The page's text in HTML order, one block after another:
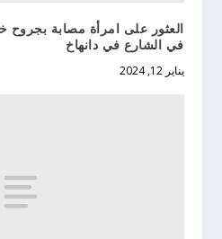
العثور على امرأة مصابة بجروح
في الشارع في دانهاخ
يناير 12, 2024